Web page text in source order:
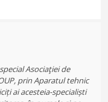
Asociaţiei de
prin Aparatul tehnic
ai acesteia-specialiști